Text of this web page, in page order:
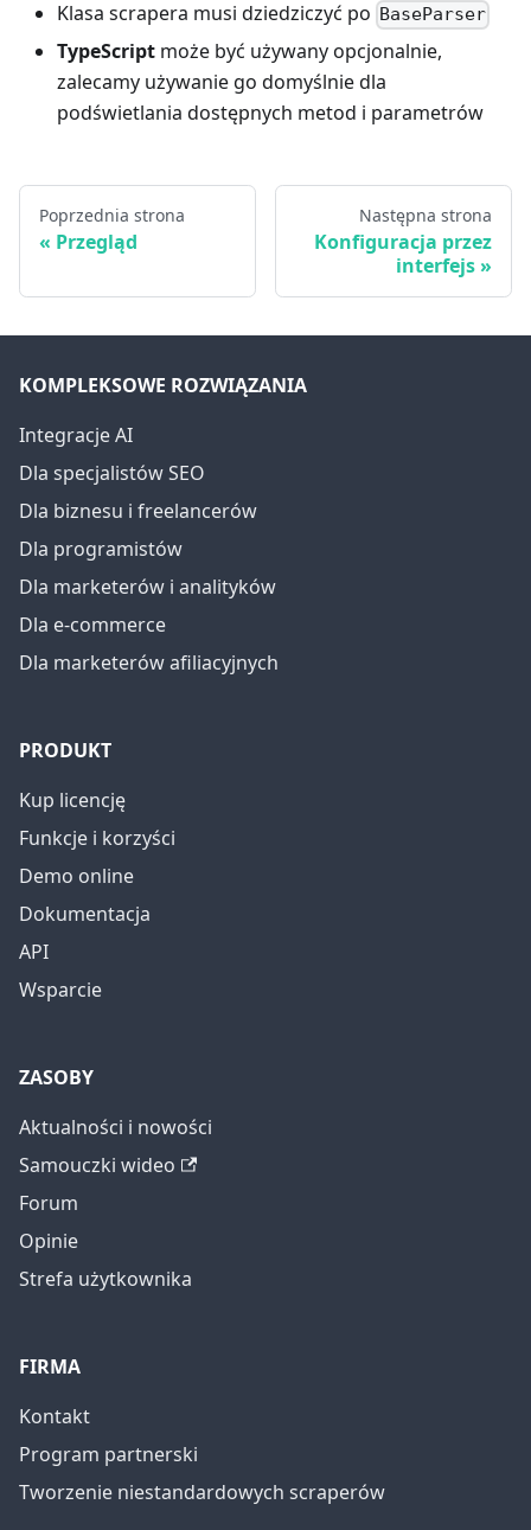
Klasa scrapera musi dziedziczyć po BaseParser
TypeScript może być używany opcjonalnie,
zalecamy używanie go domyślnie dla
podświetlania dostępnych metod i parametrów
Poprzednia strona
Przegląd
Następna strona
Konfiguracja przez
interfejs
KOMPLEKSOWE ROZWIĄZANIA
Integracje AI
Dla specjalistów SEO
Dla biznesu i freelancerów
Dla programistów
Dla marketerów i analityków
Dla e-commerce
Dla marketerów afiliacyjnych
PRODUKT
Kup licencję
Funkcje i korzyści
Demo online
Dokumentacja
API
Wsparcie
ZASOBY
Aktualności i nowości
Samouczki wideo
Forum
Opinie
Strefa użytkownika
FIRMA
Kontakt
Program partnerski
Tworzenie niestandardowych scraperów